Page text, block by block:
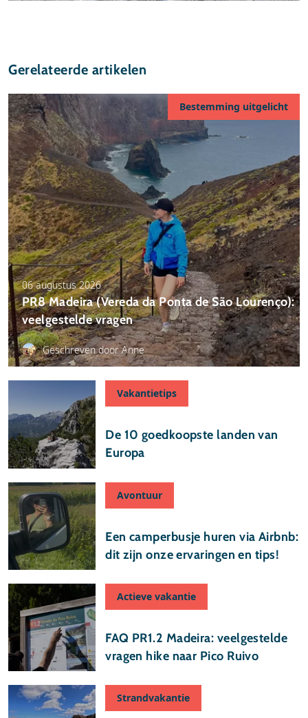
Gerelateerde artikelen
Bestemming uitgelicht
06 augustus 2026
PR8 Madeira (Vereda da Ponta de São Lourenço):
veelgestelde vragen
Geschreven door Anne
Vakantietips
De 10 goedkoopste landen van
Europa
Avontuur
Een camperbusje huren via Airbnb:
dit zijn onze ervaringen en tips!
Actieve vakantie
FAQ PR1.2 Madeira: veelgestelde
vragen hike naar Pico Ruivo
Strandvakantie